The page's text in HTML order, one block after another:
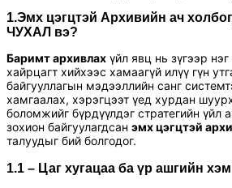
1.Эмх цэгцтэй Архивийн ач
ЧУХАЛ вэ?
Баримт архивлах үйл явц нь зүгээр
хайрцагт хийхээс хамаагүй илүү гүн
байгууллагын мэдээллийн санг
хамгаалах, хэрэгцээт үед хурдан
боломжийг бүрдүүлдэг стратегийн үйл
зохион байгуулагдсан эмх цэгцтэй
талуудыг бий болгодог.
1.1 – Цаг хугацаа ба үр ашгийн